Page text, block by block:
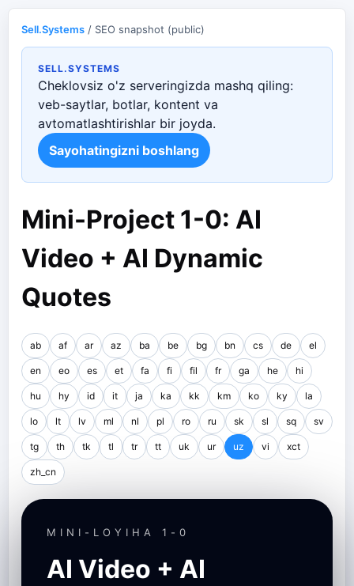
Sell.Systems / SEO snapshot (public)
SELL.SYSTEMS
Cheklovsiz o'z serveringizda mashq qiling:
veb-saytlar, botlar, kontent va
avtomatlashtirishlar bir joyda.
Sayohatingizni boshlang
Mini-Project 1-0: AI
Video + AI Dynamic
Quotes
ab af ar az ba be bg bn cs de el
en eo es et fa fi fil fr ga he hi
hu hy id it ja ka kk km ko ky la
lo lt lv ml nl pl ro ru sk sl sq sv
tg th tk tl tr tt uk ur uz vi xct
zh_cn
MINI-LOYIHA 1-0
AI Video + AI